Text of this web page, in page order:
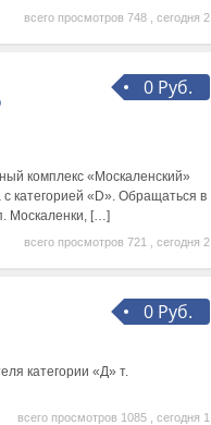
всего просмотров 748 , сегодня 2
0 Руб.
комплекс «Москаленский»
категорией «D». Обращаться в
Москаленки, […]
всего просмотров 721 , сегодня 2
0 Руб.
категории «Д» т.
всего просмотров 1085 , сегодня 1